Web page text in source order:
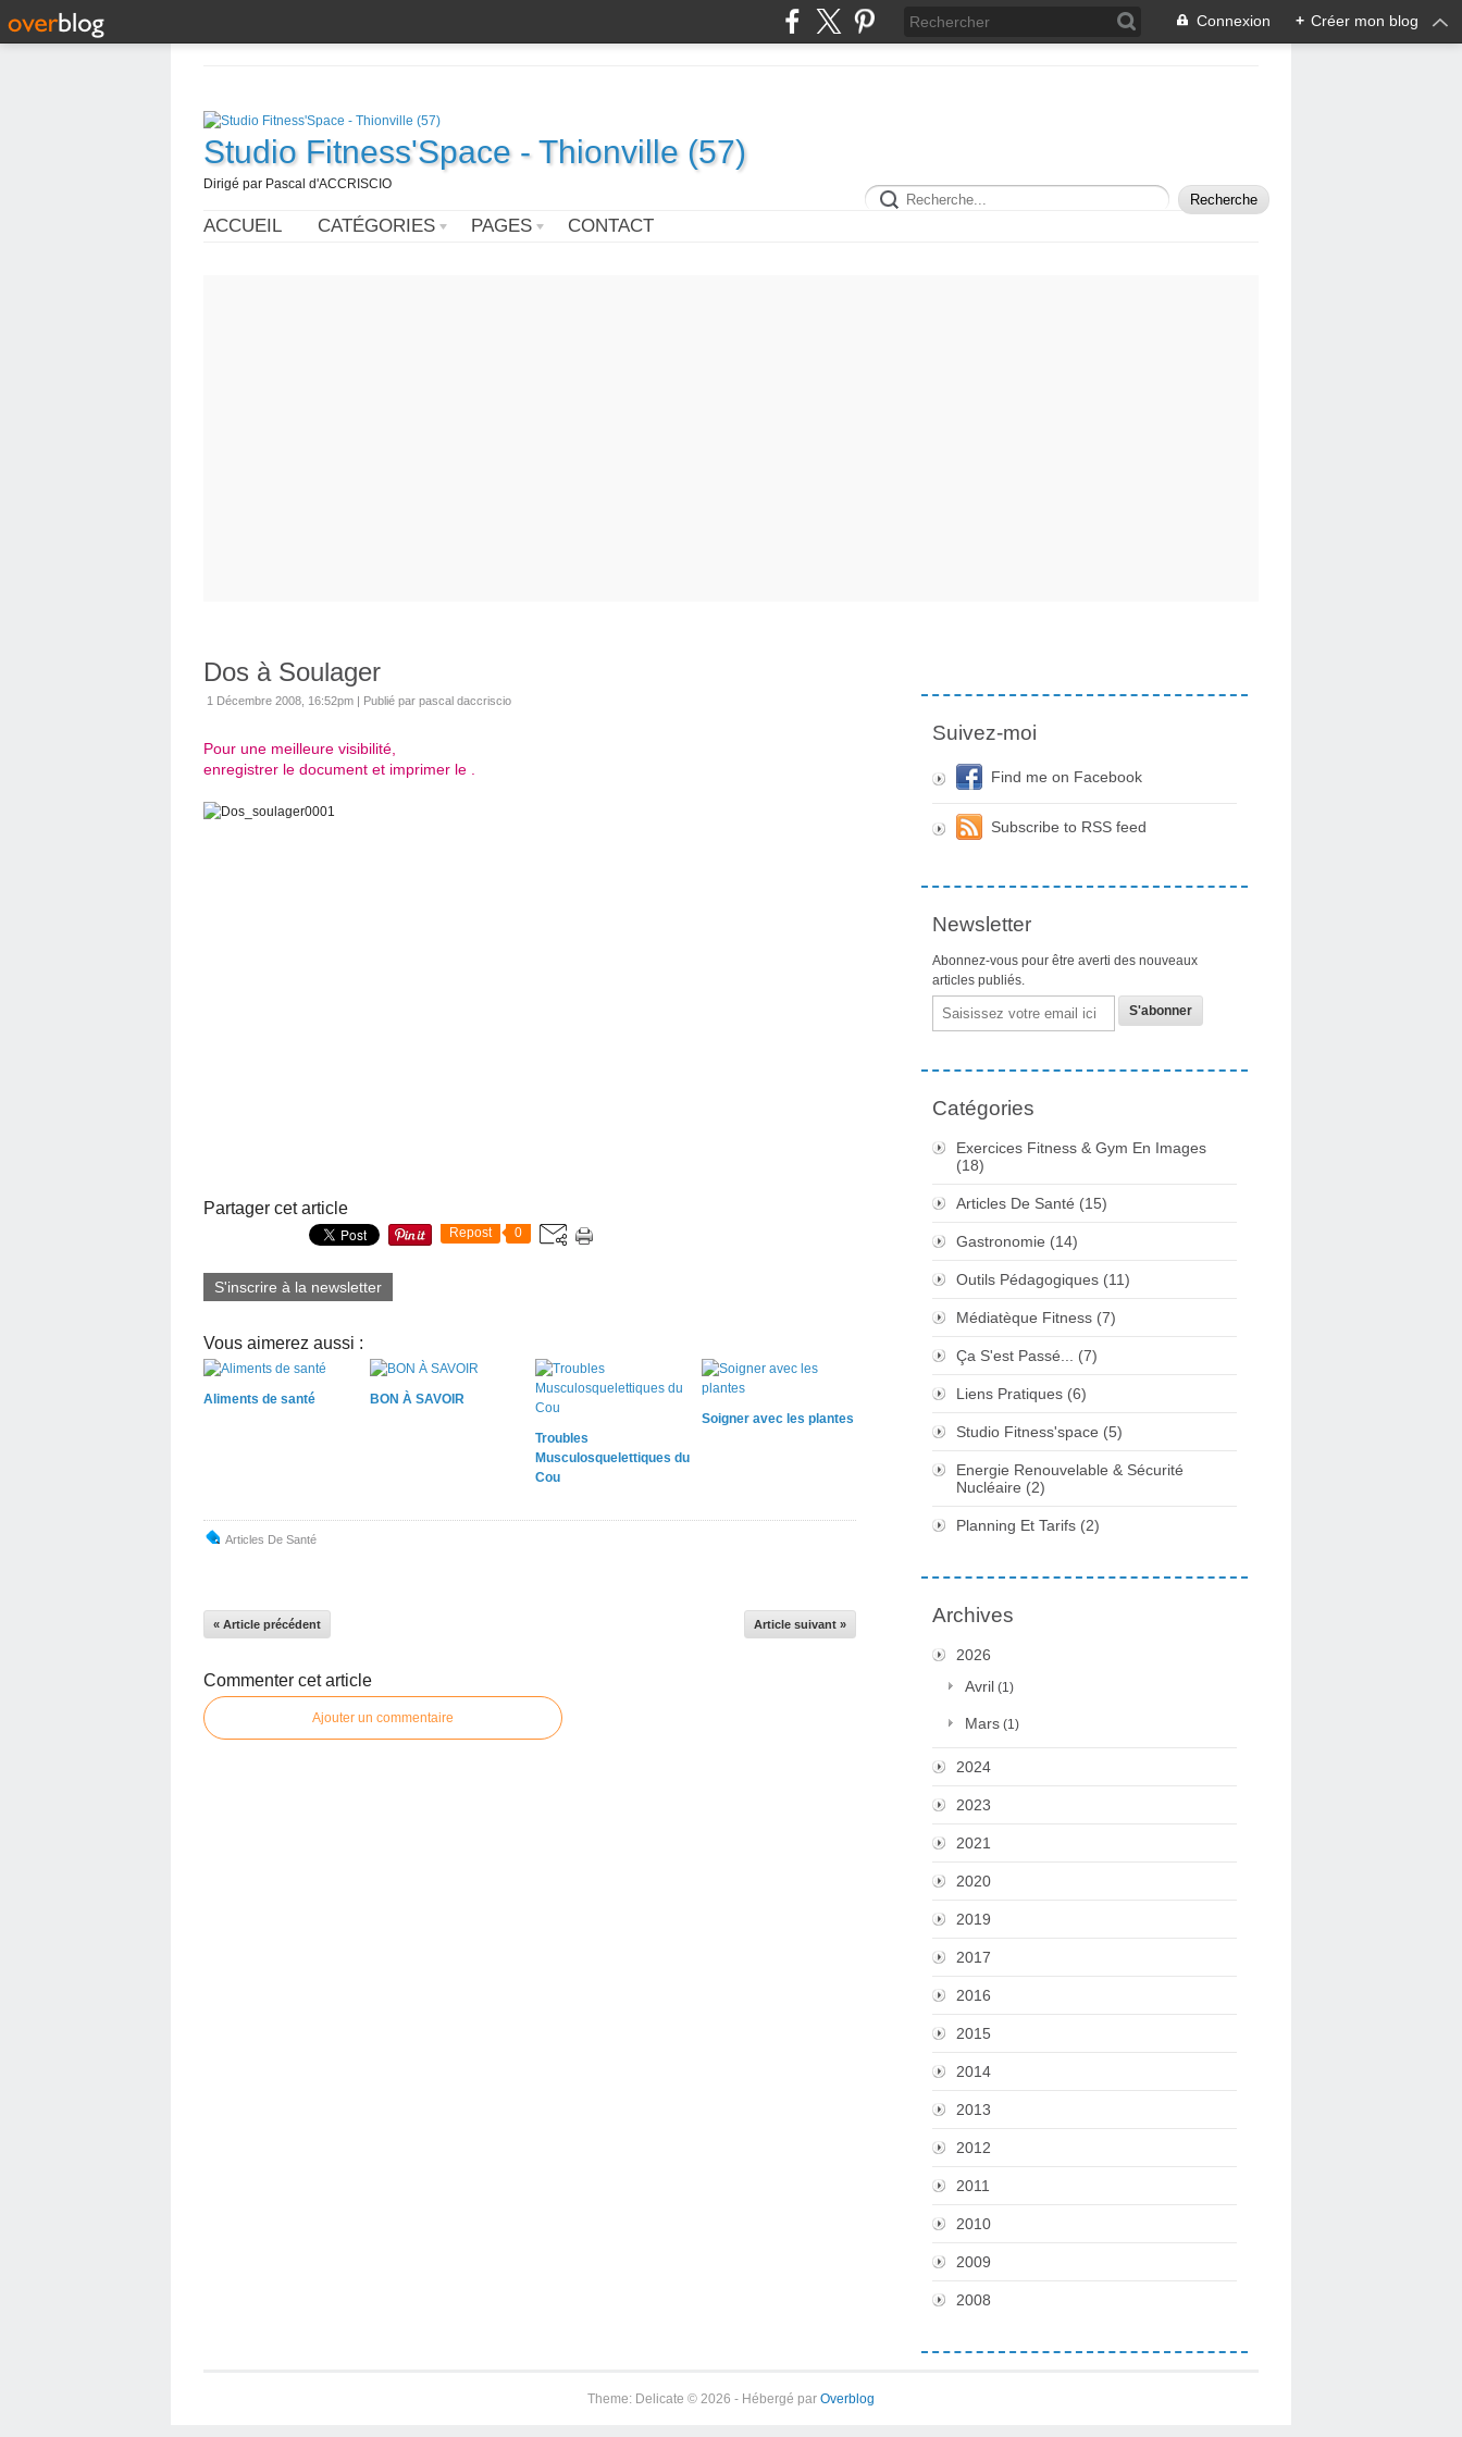
Connexion + Créer mon blog
Studio Fitness'Space - Thionville (57)
Dirigé par Pascal d'ACCRISCIO
ACCUEIL CATÉGORIES PAGES CONTACT
Dos à Soulager
1 Décembre 2008, 16:52pm | Publié par pascal daccriscio
Pour une meilleure visibilité,
enregistrer le document et imprimer le .
Partager cet article
Repost 0
S'inscrire à la newsletter
Vous aimerez aussi :
Aliments de santé BON À SAVOIR
Troubles
Musculosquelettiques du
Cou
Soigner avec les plantes
Articles De Santé
« Article précédent Article suivant »
Commenter cet article
Ajouter un commentaire
Suivez-moi
Find me on Facebook
Subscribe to RSS feed
Newsletter
Abonnez-vous pour être averti des nouveaux
articles publiés.
Email
Catégories
Exercices Fitness & Gym En Images
(18)
Articles De Santé (15)
Gastronomie (14)
Outils Pédagogiques (11)
Médiatèque Fitness (7)
Ça S'est Passé... (7)
Liens Pratiques (6)
Studio Fitness'space (5)
Energie Renouvelable & Sécurité
Nucléaire (2)
Planning Et Tarifs (2)
Archives
2026
Avril (1)
Mars (1)
2024
2023
2021
2020
2019
2017
2016
2015
2014
2013
2012
2011
2010
2009
2008
Theme: Delicate © 2026 - Hébergé par Overblog